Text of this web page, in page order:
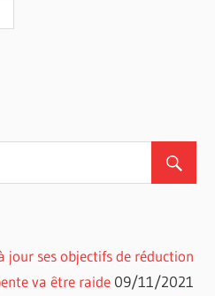
jour ses objectifs de réduction
va être raide 09/11/2021